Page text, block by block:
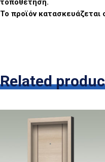
τοποθέτηση.
Το προϊόν κατασκευάζεται
Related